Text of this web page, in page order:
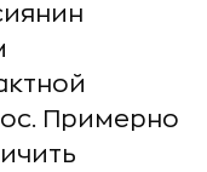
Примерно